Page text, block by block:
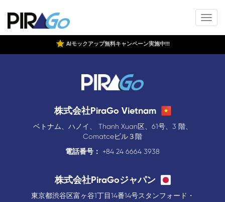
AIモックアップ無料キャンペーン実施中!!!
株式会社PiraGo Vietnam
ベトナム、ハノイ、 Thanh Xuan区、61号、3 階、
Comatceビル３階
電話番号：
+84 24 6664 3938
株式会社PiraGoジャパン
東京都渋谷区富ヶ谷1丁目14番14号スタンフォード・